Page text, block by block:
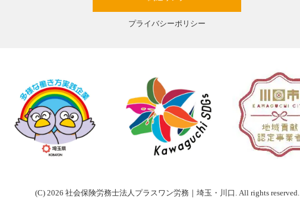
プライバシーポリシー
(C) 2026 社会保険労務士法人プラスワン労務｜埼玉・川口 . All rights reserved.